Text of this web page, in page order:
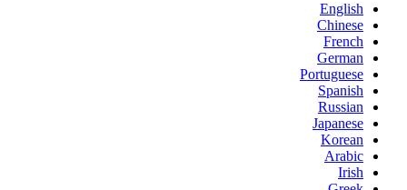
English
Chinese
French
German
Portuguese
Spanish
Russian
Japanese
Korean
Arabic
Irish